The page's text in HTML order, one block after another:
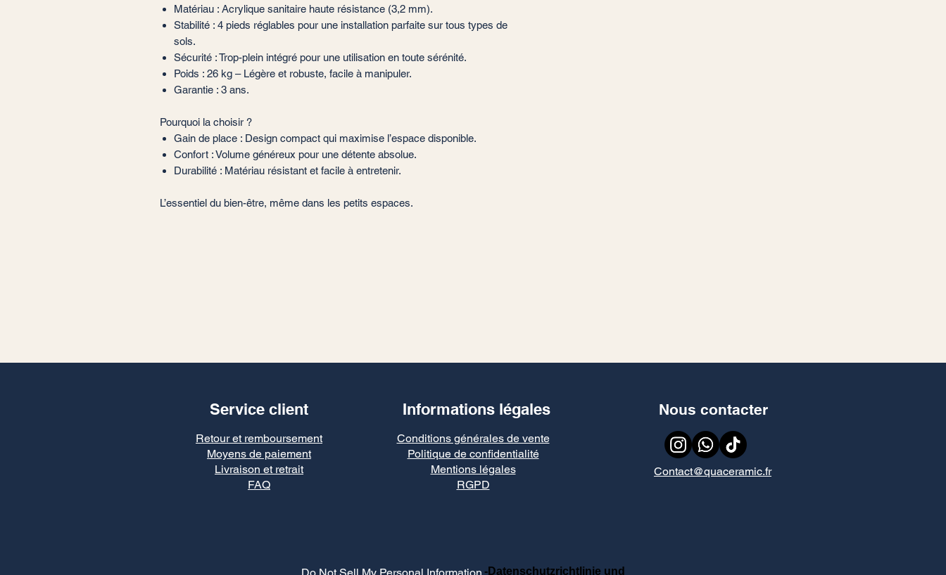
Matériau : Acrylique sanitaire haute résistance (3,2 mm).
Stabilité : 4 pieds réglables pour une installation parfaite sur tous types de
sols.
Sécurité : Trop-plein intégré pour une utilisation en toute sérénité.
Poids : 26 kg – Légère et robuste, facile à manipuler.
Garantie : 3 ans.
Pourquoi la choisir ?
Gain de place : Design compact qui maximise l’espace disponible.
Confort : Volume généreux pour une détente absolue.
Durabilité : Matériau résistant et facile à entretenir.
L’essentiel du bien-être, même dans les petits espaces.
Service client Informations légales
Retour et remboursement
Moyens de paiement
Livraison et retrait
FAQ
Conditions générales de vente
Politique de confidentialité
Mentions légales
RGPD
Nous contacter
Contact@quaceramic.fr
-Datenschutzrichtlinie und